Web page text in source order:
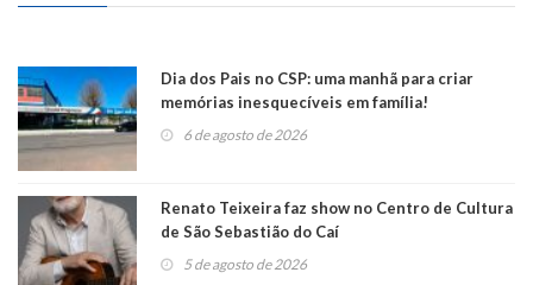
Dia dos Pais no CSP: uma manhã para criar
memórias inesquecíveis em família!
6 de agosto de 2026
Renato Teixeira faz show no Centro de Cultura
de São Sebastião do Caí
5 de agosto de 2026